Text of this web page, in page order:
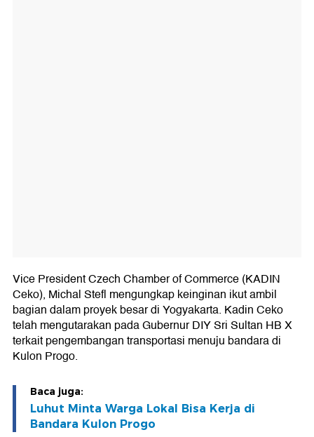
Vice President Czech Chamber of Commerce (KADIN
Ceko), Michal Stefl mengungkap keinginan ikut ambil
bagian dalam proyek besar di Yogyakarta. Kadin Ceko
telah mengutarakan pada Gubernur DIY Sri Sultan HB X
terkait pengembangan transportasi menuju bandara di
Kulon Progo.
Baca juga:
Luhut Minta Warga Lokal Bisa Kerja di
Bandara Kulon Progo